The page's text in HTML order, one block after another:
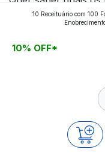
aplicados nos
continue a leitura
10 Receituário com 100
10% OFF*